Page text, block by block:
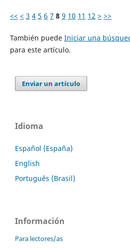
<< < 3 4 5 6 7 8 9 10 11 12 > >>
También puede Iniciar una
para este artículo.
Enviar un artículo
Idioma
Español (España)
English
Português (Brasil)
Información
Para lectores/as